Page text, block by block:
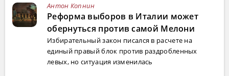
Антон Копнин
Реформа выборов в Италии может
обернуться против самой Мелони
Избирательный закон писался в расчете на
единый правый блок против раздробленных
левых, но ситуация изменилась